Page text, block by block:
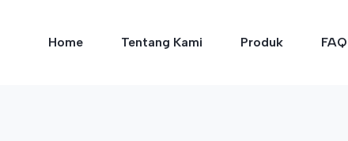
Home Tentang Kami Produk FAQ